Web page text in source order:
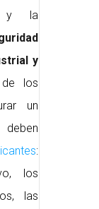
y la
y
los
un
:
los
las